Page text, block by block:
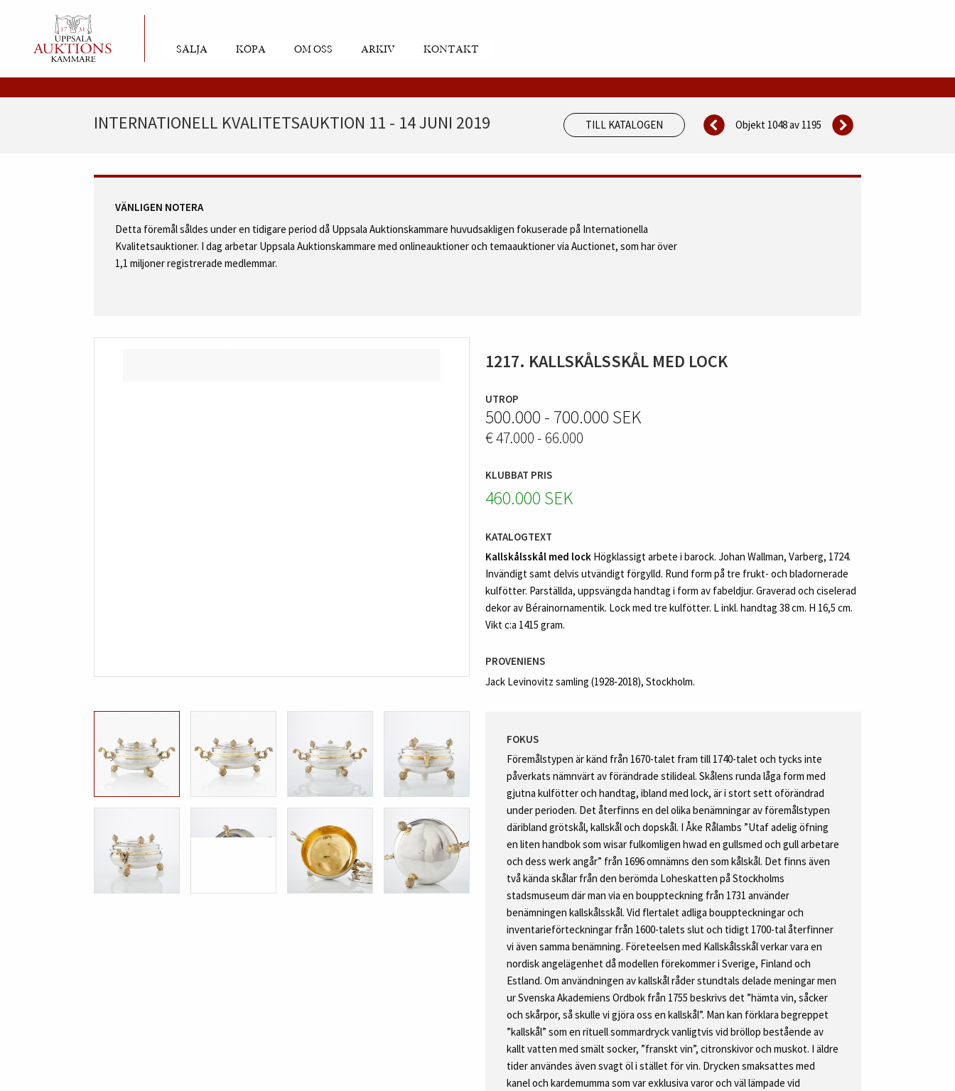
SÄLJA KÖPA OM OSS ARKIV KONTAKT
INTERNATIONELL KVALITETSAUKTION 11 - 14 JUNI 2019 TILL KATALOGEN Objekt 1048 av 1195
VÄNLIGEN NOTERA
Detta föremål såldes under en tidigare period då Uppsala Auktionskammare huvudsakligen fokuserade på Internationella
Kvalitetsauktioner. I dag arbetar Uppsala Auktionskammare med onlineauktioner och temaauktioner via Auctionet, som har över
1,1 miljoner registrerade medlemmar.
1217. KALLSKÅLSSKÅL MED LOCK
UTROP
500.000 - 700.000 SEK
€ 47.000 - 66.000
KLUBBAT PRIS
460.000 SEK
KATALOGTEXT
Kallskålsskål med lock Högklassigt arbete i barock. Johan Wallman, Varberg, 1724.
Invändigt samt delvis utvändigt förgylld. Rund form på tre frukt- och bladornerade
kulfötter. Parställda, uppsvängda handtag i form av fabeldjur. Graverad och ciselerad
dekor av Bérainornamentik. Lock med tre kulfötter. L inkl. handtag 38 cm. H 16,5 cm.
Vikt c:a 1415 gram.
PROVENIENS
Jack Levinovitz samling (1928‑2018), Stockholm.
FOKUS
Föremålstypen är känd från 1670-talet fram till 1740-talet och tycks inte
påverkats nämnvärt av förändrade stilideal. Skålens runda låga form med
gjutna kulfötter och handtag, ibland med lock, är i stort sett oförändrad
under perioden. Det återfinns en del olika benämningar av föremålstypen
däribland grötskål, kallskål och dopskål. I Åke Rålambs ”Utaf adelig öfning
en liten handbok som wisar fulkomligen hwad en gullsmed och gull arbetare
och dess werk angår” från 1696 omnämns den som kålskål. Det finns även
två kända skålar från den berömda Loheskatten på Stockholms
stadsmuseum där man via en bouppteckning från 1731 använder
benämningen kallskålsskål. Vid flertalet adliga bouppteckningar och
inventarieförteckningar från 1600-talets slut och tidigt 1700-tal återfinner
vi även samma benämning. Företeelsen med Kallskålsskål verkar vara en
nordisk angelägenhet då modellen förekommer i Sverige, Finland och
Estland. Om användningen av kallskål råder stundtals delade meningar men
ur Svenska Akademiens Ordbok från 1755 beskrivs det ”hämta vin, såcker
och skårpor, så skulle vi gjöra oss en kallskål”. Man kan förklara begreppet
”kallskål” som en rituell sommardryck vanligtvis vid bröllop bestående av
kallt vatten med smält socker, ”franskt vin”, citronskivor och muskot. I äldre
tider användes även svagt öl i stället för vin. Drycken smaksattes med
kanel och kardemumma som var exklusiva varor och väl lämpade vid